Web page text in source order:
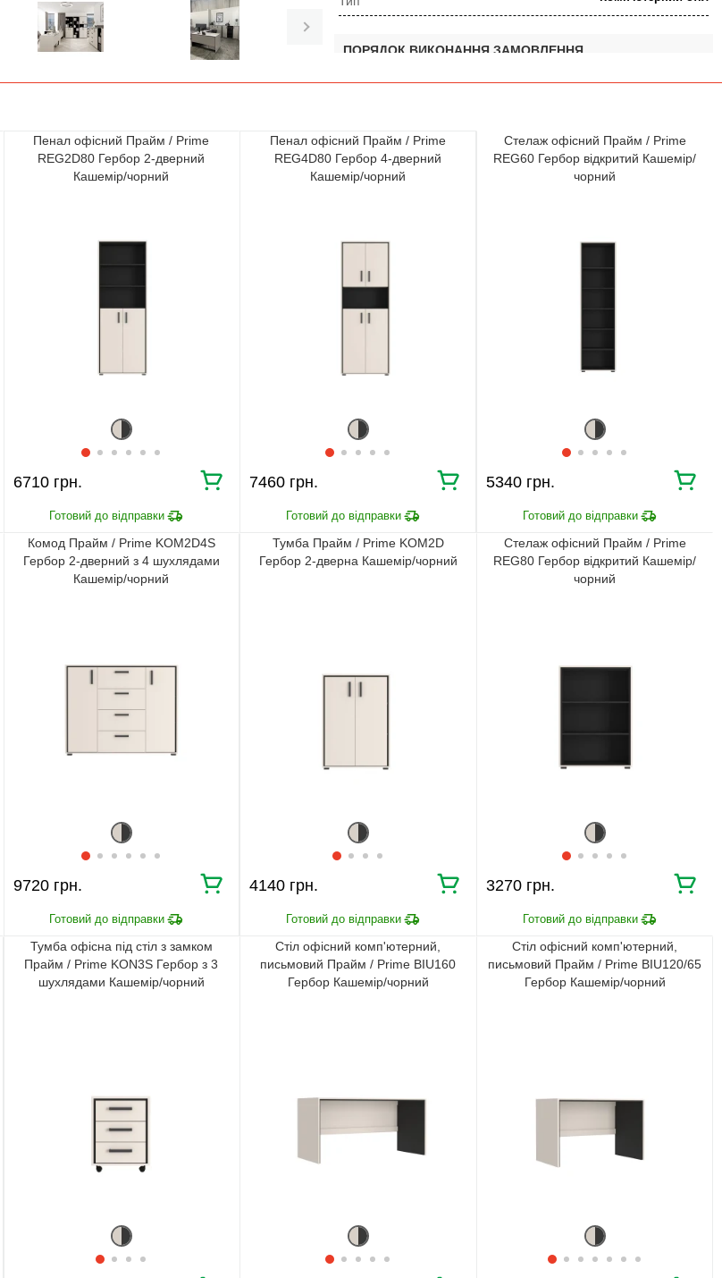
ПОРЯДОК ВИКОНАННЯ ЗАМОВЛЕННЯ
Ми уважно стежимо за виконанням замовлення на всіх
меблів.
ПЛАТИ ЧАСТИНАМИ
БЕЗ КОМІСІЙ
ЗБІРКА МЕБЛІВ
99,9% ЗАДОВОЛЕНИХ
Пенал офісний Прайм / Prime
REG2D80 Гербор 2-дверний
Кашемір/чорний
6710 грн.
Пенал офісний Прайм / Prime
REG4D80 Гербор 4-дверний
Кашемір/чорний
7460 грн.
Стелаж офісний Прайм / Prime
REG60 Гербор відкритий Кашемір/
чорний
5340 грн.
Комод Прайм / Prime KOM2D4S
Гербор 2-дверний з 4 шухлядами
Кашемір/чорний
9720 грн.
Тумба Прайм / Prime KOM2D
Гербор 2-дверна Кашемір/чорний
4140 грн.
Стелаж офісний Прайм / Prime
REG80 Гербор відкритий Кашемір/
чорний
3270 грн.
Тумба офісна під стіл з замком
Прайм / Prime KON3S Гербор з 3
шухлядами Кашемір/чорний
Стіл офісний комп'ютерний,
письмовий Прайм / Prime BIU160
Гербор Кашемір/чорний
Стіл офісний комп'ютерний,
письмовий Прайм / Prime BIU120/65
Гербор Кашемір/чорний